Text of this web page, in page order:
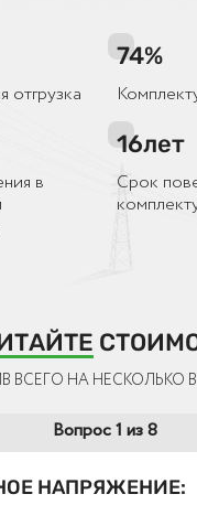
отгрузка
74%
в
16лет
Срок
ВСЕГО НА НЕСКОЛЬКО
Вопрос 1 из 8
НАПРЯЖЕНИЕ: